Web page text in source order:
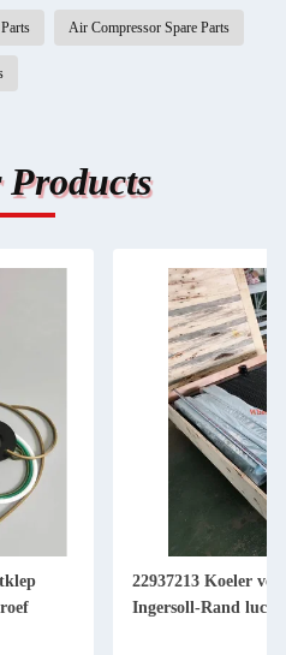
Air Compressor Spare Parts
22937213 Koeler
Ingersoll-Rand